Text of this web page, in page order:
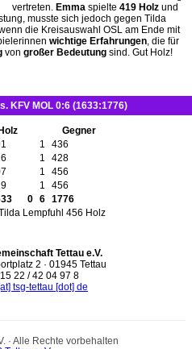
vertreten. Emma spielte 419 Holz und
musste sich jedoch gegen Tilda
die Kreisauswahl OSL am Ende mit
wichtige Erfahrungen, die für
von großer Bedeutung sind. Gut Holz!
KFV MOL 0:6 (1633:1776)
Holz
Gegner
1
436
1
428
1
456
1
456
0 6 1776
Lempfuhl 456 Holz
Tettau e.V.
2 · 01945 Tettau
22 / 42 04 97 8
tsg-tettau [dot] de
· Alle Rechte vorbehalten